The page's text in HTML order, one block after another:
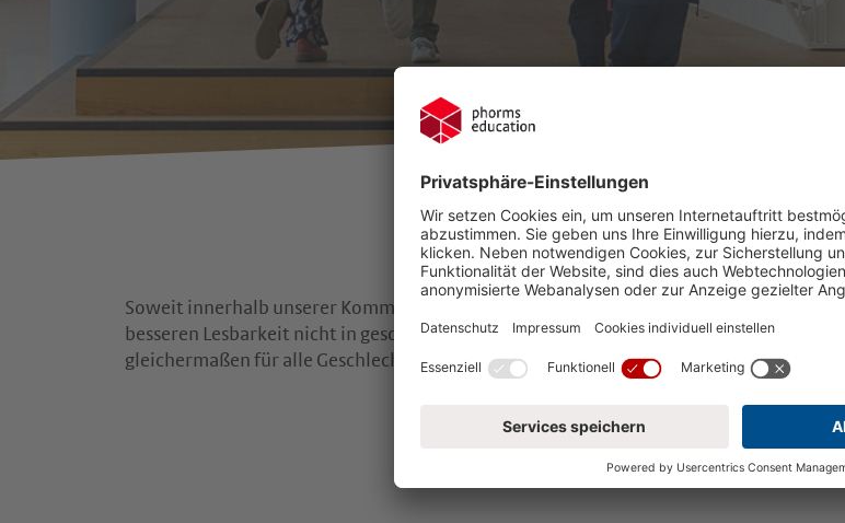
Soweit innerhalb unserer Kommunikationsmittel Bezeichnungen für Berufe,
besseren Lesbarkeit nicht in geschlechtsspezifische Personenbezeichnungen
gleichermaßen für alle Geschlechter.